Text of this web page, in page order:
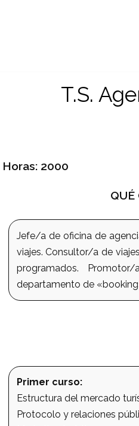
T.S.
Horas: 2000
QUÉ
Jefe/a de oficina de
viajes. Consultor/a de
programados.
departamento de
Primer curso:
Estructura del mercado
Protocolo y relaciones